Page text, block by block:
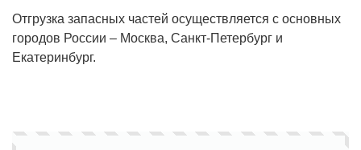
Отгрузка запасных частей осуществляется с основных
городов России – Москва, Санкт-Петербург и
Екатеринбург.